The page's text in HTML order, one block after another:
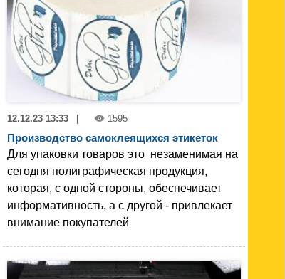
12.12.23 13:33 1595
Производство самоклеящихся этикеток
Для упаковки товаров это незаменимая на
сегодня полиграфическая продукция,
которая, с одной стороны, обеспечивает
информативность, а с другой - привлекает
внимание покупателей